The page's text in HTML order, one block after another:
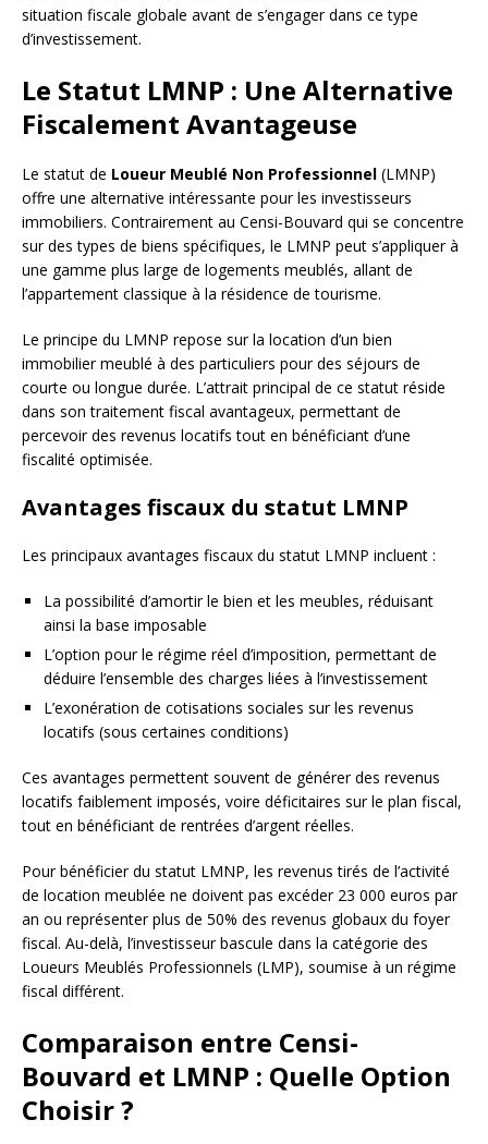
situation fiscale globale avant de s’engager dans ce type
d’investissement.
Le Statut LMNP : Une Alternative
Fiscalement Avantageuse
Le statut de Loueur Meublé Non Professionnel (LMNP)
offre une alternative intéressante pour les investisseurs
immobiliers. Contrairement au Censi-Bouvard qui se concentre
sur des types de biens spécifiques, le LMNP peut s’appliquer à
une gamme plus large de logements meublés, allant de
l’appartement classique à la résidence de tourisme.
Le principe du LMNP repose sur la location d’un bien
immobilier meublé à des particuliers pour des séjours de
courte ou longue durée. L’attrait principal de ce statut réside
dans son traitement fiscal avantageux, permettant de
percevoir des revenus locatifs tout en bénéficiant d’une
fiscalité optimisée.
Avantages fiscaux du statut LMNP
Les principaux avantages fiscaux du statut LMNP incluent :
La possibilité d’amortir le bien et les meubles, réduisant
ainsi la base imposable
L’option pour le régime réel d’imposition, permettant de
déduire l’ensemble des charges liées à l’investissement
L’exonération de cotisations sociales sur les revenus
locatifs (sous certaines conditions)
Ces avantages permettent souvent de générer des revenus
locatifs faiblement imposés, voire déficitaires sur le plan fiscal,
tout en bénéficiant de rentrées d’argent réelles.
Pour bénéficier du statut LMNP, les revenus tirés de l’activité
de location meublée ne doivent pas excéder 23 000 euros par
an ou représenter plus de 50% des revenus globaux du foyer
fiscal. Au-delà, l’investisseur bascule dans la catégorie des
Loueurs Meublés Professionnels (LMP), soumise à un régime
fiscal différent.
Comparaison entre Censi-
Bouvard et LMNP : Quelle Option
Choisir ?